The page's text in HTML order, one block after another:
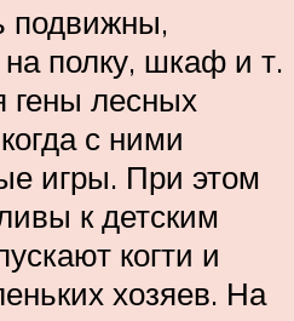
подвижны,
на полку, шкаф и т.
гены лесных
с ними
игры. При этом
к детским
когти и
хозяев. На